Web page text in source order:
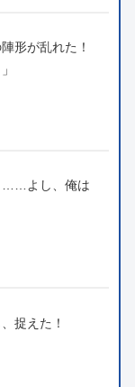
陣形が乱れた！
……よし、俺は
捉えた！